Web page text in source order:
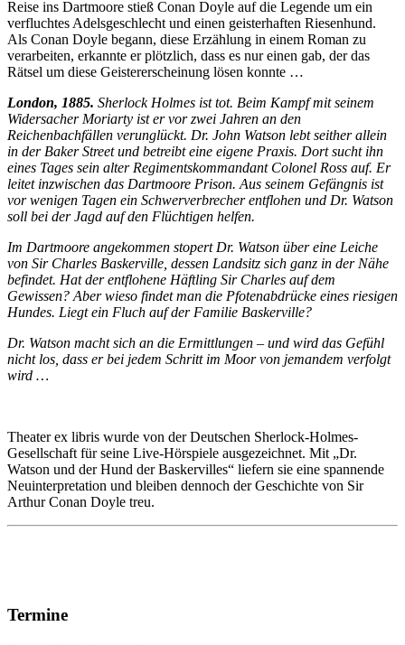
Reise ins Dartmoore stieß Conan Doyle auf die Legende um ein
verfluchtes Adelsgeschlecht und einen geisterhaften Riesenhund.
Als Conan Doyle begann, diese Erzählung in einem Roman zu
verarbeiten, erkannte er plötzlich, dass es nur einen gab, der das
Rätsel um diese Geistererscheinung lösen konnte …
London, 1885. Sherlock Holmes ist tot. Beim Kampf mit seinem
Widersacher Moriarty ist er vor zwei Jahren an den
Reichenbachfällen verunglückt. Dr. John Watson lebt seither allein
in der Baker Street und betreibt eine eigene Praxis. Dort sucht ihn
eines Tages sein alter Regimentskommandant Colonel Ross auf. Er
leitet inzwischen das Dartmoore Prison. Aus seinem Gefängnis ist
vor wenigen Tagen ein Schwerverbrecher entflohen und Dr. Watson
soll bei der Jagd auf den Flüchtigen helfen.
Im Dartmoore angekommen stopert Dr. Watson über eine Leiche
von Sir Charles Baskerville, dessen Landsitz sich ganz in der Nähe
befindet. Hat der entflohene Häftling Sir Charles auf dem
Gewissen? Aber wieso findet man die Pfotenabdrücke eines riesigen
Hundes. Liegt ein Fluch auf der Familie Baskerville?
Dr. Watson macht sich an die Ermittlungen – und wird das Gefühl
nicht los, dass er bei jedem Schritt im Moor von jemandem verfolgt
wird …
Theater ex libris wurde von der Deutschen Sherlock-Holmes-
Gesellschaft für seine Live-Hörspiele ausgezeichnet. Mit „Dr.
Watson und der Hund der Baskervilles“ liefern sie eine spannende
Neuinterpretation und bleiben dennoch der Geschichte von Sir
Arthur Conan Doyle treu.
Termine